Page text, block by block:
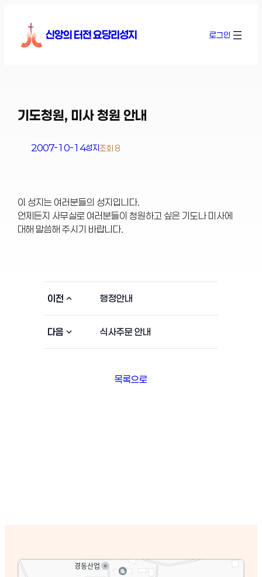
신앙의 터전 요당리성지 로그인
기도청원, 미사 청원 안내
2007-10-14성지조회 8
이 성지는 여러분들의 성지입니다.
언제든지 사무실로 여러분들이 청원하고 싶은 기도나 미사에
대해 말씀해 주시기 바랍니다.
이전 행정안내
다음 식사주문 안내
목록으로